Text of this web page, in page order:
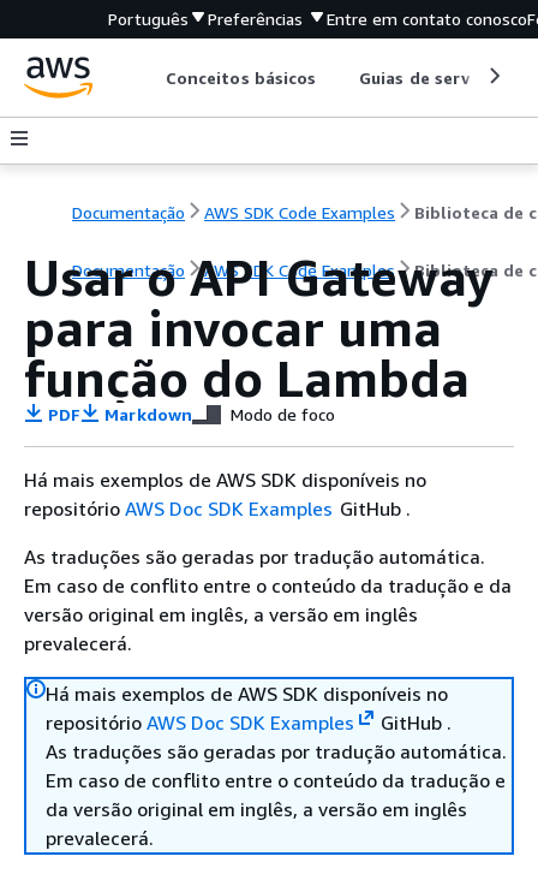
Português Preferências Entre em contato conosco
Conceitos básicos Guias de serviço
Documentação AWS SDK Code Examples
Documentação AWS SDK Code Examples Biblioteca de
Usar o API Gateway
para invocar uma
função do Lambda
PDF Markdown Modo de foco
Há mais exemplos de AWS SDK disponíveis no
repositório AWS Doc SDK Examples GitHub .
As traduções são geradas por tradução automática.
Em caso de conflito entre o conteúdo da tradução e da
versão original em inglês, a versão em inglês
prevalecerá.
Há mais exemplos de AWS SDK disponíveis no
repositório AWS Doc SDK Examples
GitHub .
As traduções são geradas por tradução automática.
Em caso de conflito entre o conteúdo da tradução e
da versão original em inglês, a versão em inglês
prevalecerá.